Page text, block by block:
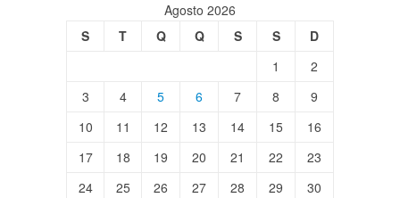
Agosto 2026
S
T Q Q S S
D
1
2
3
4 5 6 7 8
9
10
11 12 13 14 15
16
17
18 19 20 21 22
23
24
25 26 27 28 29
30